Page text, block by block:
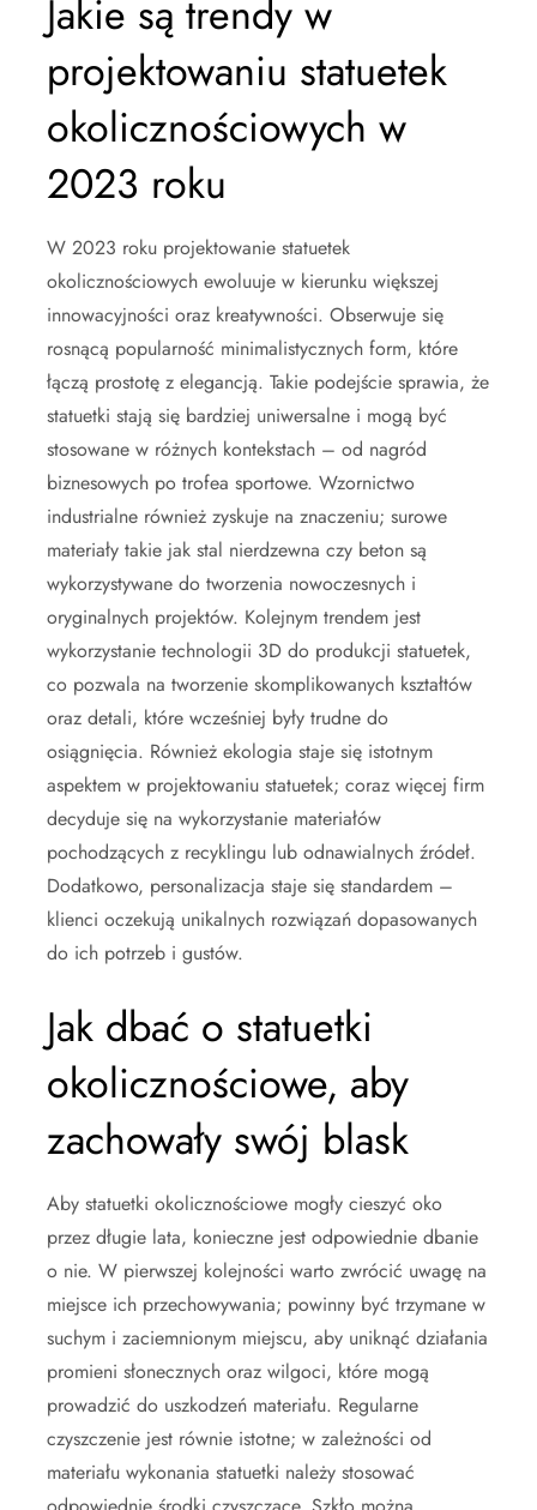
Jakie są trendy w
projektowaniu statuetek
okolicznościowych w
2023 roku
W 2023 roku projektowanie statuetek
okolicznościowych ewoluuje w kierunku większej
innowacyjności oraz kreatywności. Obserwuje się
rosnącą popularność minimalistycznych form, które
łączą prostotę z elegancją. Takie podejście sprawia, że
statuetki stają się bardziej uniwersalne i mogą być
stosowane w różnych kontekstach – od nagród
biznesowych po trofea sportowe. Wzornictwo
industrialne również zyskuje na znaczeniu; surowe
materiały takie jak stal nierdzewna czy beton są
wykorzystywane do tworzenia nowoczesnych i
oryginalnych projektów. Kolejnym trendem jest
wykorzystanie technologii 3D do produkcji statuetek,
co pozwala na tworzenie skomplikowanych kształtów
oraz detali, które wcześniej były trudne do
osiągnięcia. Również ekologia staje się istotnym
aspektem w projektowaniu statuetek; coraz więcej firm
decyduje się na wykorzystanie materiałów
pochodzących z recyklingu lub odnawialnych źródeł.
Dodatkowo, personalizacja staje się standardem –
klienci oczekują unikalnych rozwiązań dopasowanych
do ich potrzeb i gustów.
Jak dbać o statuetki
okolicznościowe, aby
zachowały swój blask
Aby statuetki okolicznościowe mogły cieszyć oko
przez długie lata, konieczne jest odpowiednie dbanie
o nie. W pierwszej kolejności warto zwrócić uwagę na
miejsce ich przechowywania; powinny być trzymane w
suchym i zaciemnionym miejscu, aby uniknąć działania
promieni słonecznych oraz wilgoci, które mogą
prowadzić do uszkodzeń materiału. Regularne
czyszczenie jest równie istotne; w zależności od
materiału wykonania statuetki należy stosować